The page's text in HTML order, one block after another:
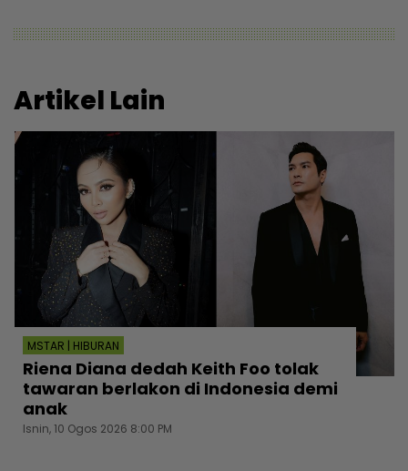
Artikel Lain
MSTAR | HIBURAN
Riena Diana dedah Keith Foo tolak
tawaran berlakon di Indonesia demi
anak
Isnin, 10 Ogos 2026 8:00 PM